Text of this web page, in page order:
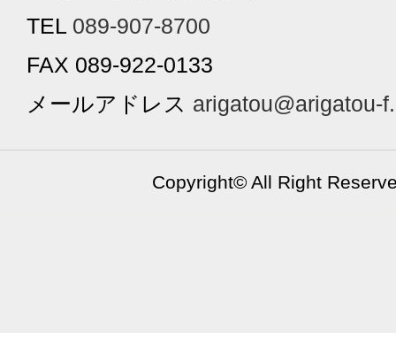
TEL 089-907-8700
FAX 089-922-0133
メールアドレス arigatou@arigatou-
Copyright© All Right